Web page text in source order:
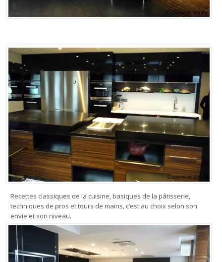
Recettes classiques de la cuisine, basiques de la pâtisserie,
techniques de pros et tours de mains, c’est au choix selon son
envie et son niveau.